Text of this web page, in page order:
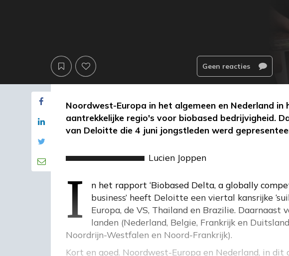
Geen reacties
Noordwest-Europa in het algemeen en Nederland
aantrekkelijke regio's voor biobased bedrijvigheid.
van Deloitte die 4 juni jongstleden werd
Lucien Joppen
i
In het rapport ‘Biobased Delta, a globally
business’ heeft Deloitte een viertal kansrijke
Europa, de VS, Thailand en Brazilie.
landen (Nederland, Belgie, Frankrijk en
Noordrijn-Westfalen en Noord-Frankrijk).
Kort en goed. Noordwest-Europa en Nederland, in dit